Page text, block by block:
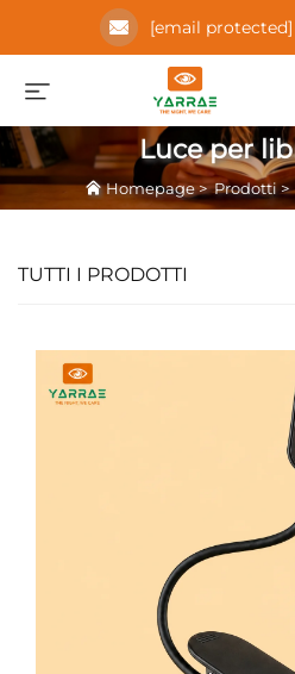
[email protected]
Luce per
Homepage>Prodotti>
TUTTI I PRODOTTI